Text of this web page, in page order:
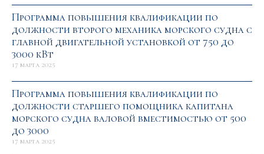
Программа повышения квалификации по
должности второго механика морского судна с
главной двигательной установкой от 750 до
3000 кВт
17 марта 2025
Программа повышения квалификации по
должности старшего помощника капитана
морского судна валовой вместимостью от 500
до 3000
17 марта 2025